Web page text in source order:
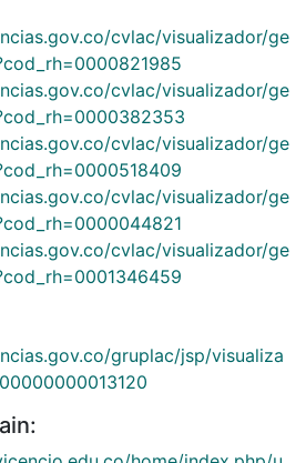
cvlac/visualizador/ge
cvlac/visualizador/ge
cvlac/visualizador/ge
cvlac/visualizador/ge
cvlac/visualizador/ge
gruplac/jsp/visualiza